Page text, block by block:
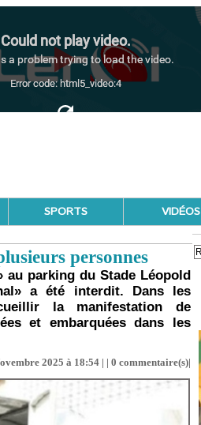
SPORTS VIDÉOS
personnes
parking du Stade Léopold
a été interdit. Dans les
la manifestation de
et embarquées dans les
2025 à 18:54 | | 0 commentaire(s)|